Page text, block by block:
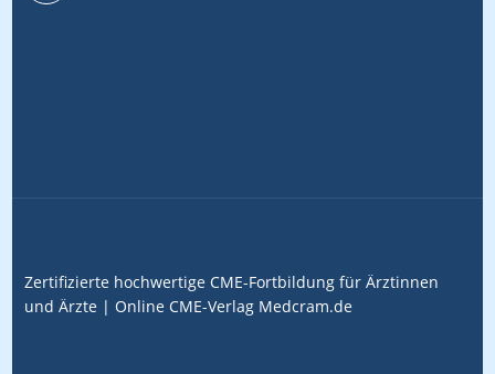
Zertifizierte hochwertige CME-Fortbildung für Ärztinnen
und Ärzte | Online CME-VerlagMedcram.de